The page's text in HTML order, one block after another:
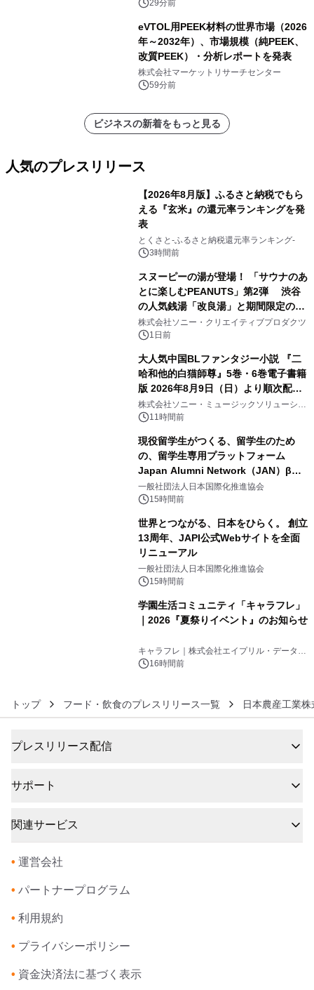
29分前
eVTOL用PEEK材料の世界市場（2026
年～2032年）、市場規模（純PEEK、
改質PEEK）・分析レポートを発表
株式会社マーケットリサーチセンター
59分前
ビジネスの新着をもっと見る
人気のプレスリリース
【2026年8月版】ふるさと納税でもら
える『玄米』の還元率ランキングを発
表
とくさと-ふるさと納税還元率ランキング-
3時間前
スヌーピーの湯が登場！ 「サウナのあ
とに楽しむPEANUTS」第2弾 渋谷
の人気銭湯「改良湯」と期間限定のコ
ラボレーション サウナイキタイコラ
ボグッズも発売決定！
株式会社ソニー・クリエイティブプロダクツ
1日前
大人気中国BLファンタジー小説 『二
哈和他的白猫師尊』5巻・6巻電子書籍
版 2026年8月9日（日）より順次配信
開始
株式会社ソニー・ミュージックソリューショ
ンズ11時間前
現役留学生がつくる、留学生のため
の、留学生専用プラットフォーム
Japan Alumni Network（JAN）β版
をリリース
一般社団法人日本国際化推進協会
15時間前
世界とつながる、日本をひらく。 創立
13周年、JAPI公式Webサイトを全面
リニューアル
一般社団法人日本国際化推進協会
15時間前
学園生活コミュニティ「キャラフレ」
｜2026『夏祭りイベント』のお知らせ
キャラフレ｜株式会社エイプリル・データ・
デザインズ
16時間前
トップ フード・飲食のプレスリリース一覧 日本農産工業株
プレスリリース配信
サポート
関連サービス
• 運営会社
• パートナープログラム
• 利用規約
• プライバシーポリシー
• 資金決済法に基づく表示